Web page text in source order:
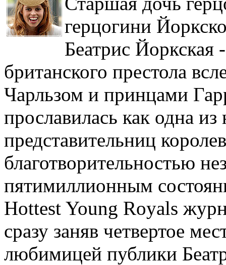
герцогини
Беатрис Йоркская
британского престола
Чарльзом и принцами
прославилась как одна
представительниц
благотворительностью
пятимиллионным
Hottest Young Royals
сразу заняв четвертое
любимицей публики